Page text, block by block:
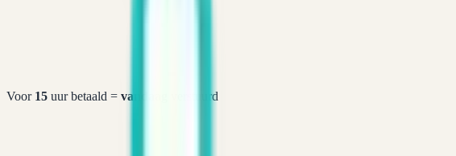
Voor 15 uur betaald = vandaag verstuurd